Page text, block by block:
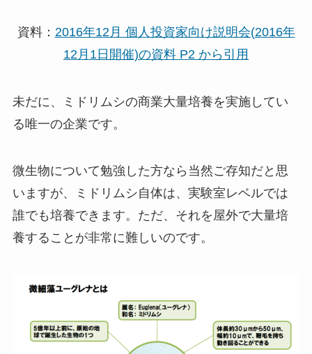
資料： 2016年12月 個人投資家向け説明会(2016年
12月1日開催)の資料 P2 から引用
未だに、ミドリムシの商業大量培養を実施してい
る唯一の企業です。
微生物について勉強した方なら当然ご存知だと思
いますが、ミドリムシ自体は、実験室レベルでは
誰でも培養できます。ただ、それを屋外で大量培
養することが非常に難しいのです。